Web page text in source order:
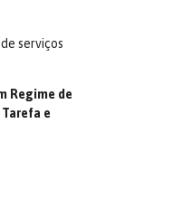
serviços
Regime de
e